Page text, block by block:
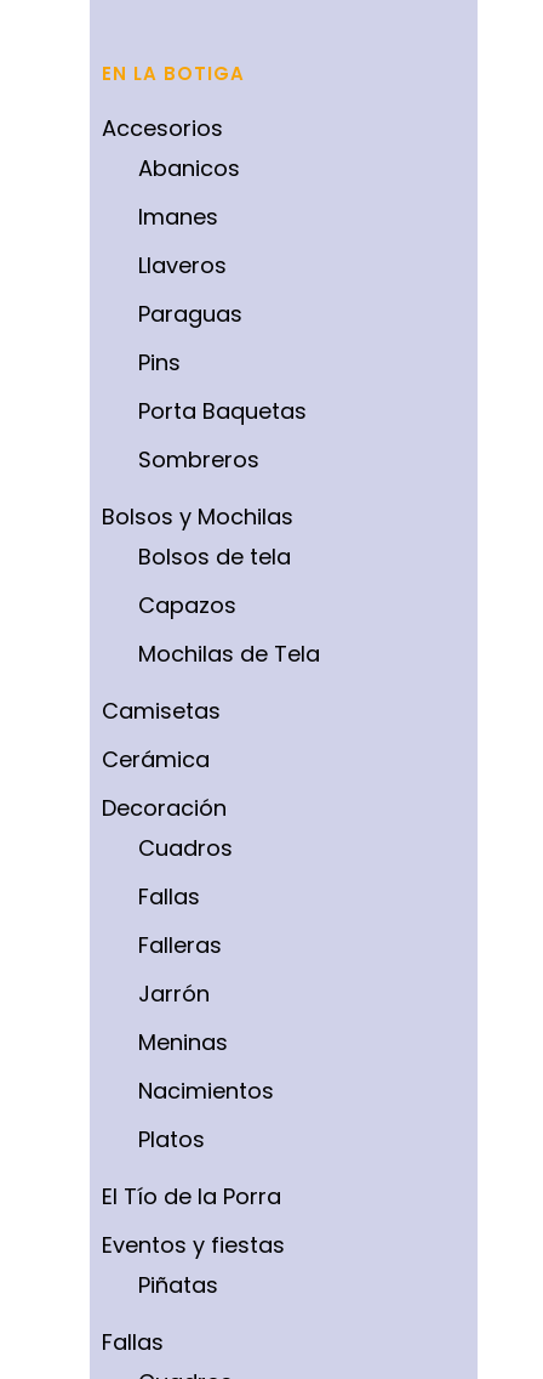
EN LA BOTIGA
Accesorios
Abanicos
Imanes
Llaveros
Paraguas
Pins
Porta Baquetas
Sombreros
Bolsos y Mochilas
Bolsos de tela
Capazos
Mochilas de Tela
Camisetas
Cerámica
Decoración
Cuadros
Fallas
Falleras
Jarrón
Meninas
Nacimientos
Platos
El Tío de la Porra
Eventos y fiestas
Piñatas
Fallas